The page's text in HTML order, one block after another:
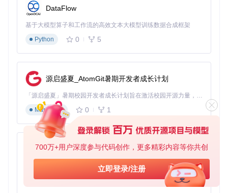
700万+用户深度参与代码创作，更多精彩内容等你共创
立即登录/注册
DataFlow
基于大模型算子和工作流的高效文本大模型训练数据合成框架
Python
0 5
源启盛夏_AtomGit暑期开发者成长计划
「源启盛夏」暑期校园开发者成长计划旨在激活校园开源力量，通过积分激励、认证扶持、资源倾斜等形式，引导高校组织和开发者完成「入驻 — 建项目 — 做贡献 — 获认证 — 得资源」的完整闭环。无论你是想带领社团入驻平台的组织者，还是希望用代码贡献证明自己的开发者，都能在这里找到属于你的成长路径。
Markdown
0 1
py-xiaozhi
基于Python的Xiaozhi AI，适用于想要完整Xiaozhi体验而无需拥有专用硬件的用户。
Python
0 1